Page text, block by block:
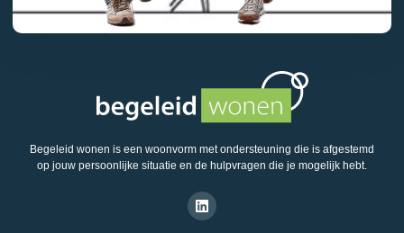
Begeleid wonen is een woonvorm met ondersteuning die is afgestemd
op jouw persoonlijke situatie en de hulpvragen die je mogelijk hebt.